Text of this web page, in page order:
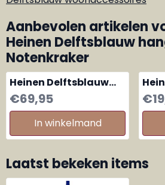
Aanbevolen artikelen
Heinen Delftsblauw
Notenkraker
Heinen Delftsblauw
vaas Meisje met de
Parel
Prijs: 69,95
€69,95
In winkelmand
Prijs:
Laatst bekeken items